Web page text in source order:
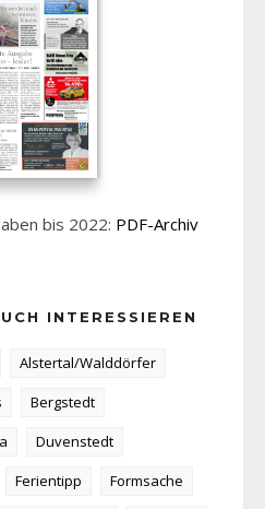
bis 2022: PDF-Archiv
INTERESSIEREN
Alstertal/Walddörfer
Bergstedt
Duvenstedt
Ferientipp
Formsache